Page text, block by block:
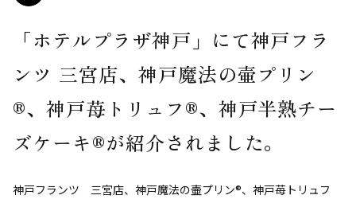
「ホテルプラザ神戸」にて神戸フラ
ンツ 三宮店、神戸魔法の壷プリン
®、神戸苺トリュフ®、神戸半熟チー
ズケーキ®が紹介されました。
神戸フランツ 三宮店、神戸魔法の壷プリン®、神戸苺トリュフ